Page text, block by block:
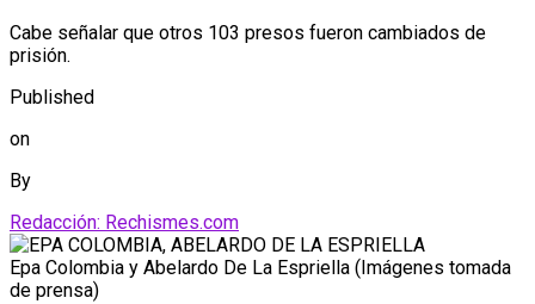
Cabe señalar que otros 103 presos fueron cambiados de
prisión.
Published
on
By
Redacción: Rechismes.com
Epa Colombia y Abelardo De La Espriella (Imágenes tomada
de prensa)